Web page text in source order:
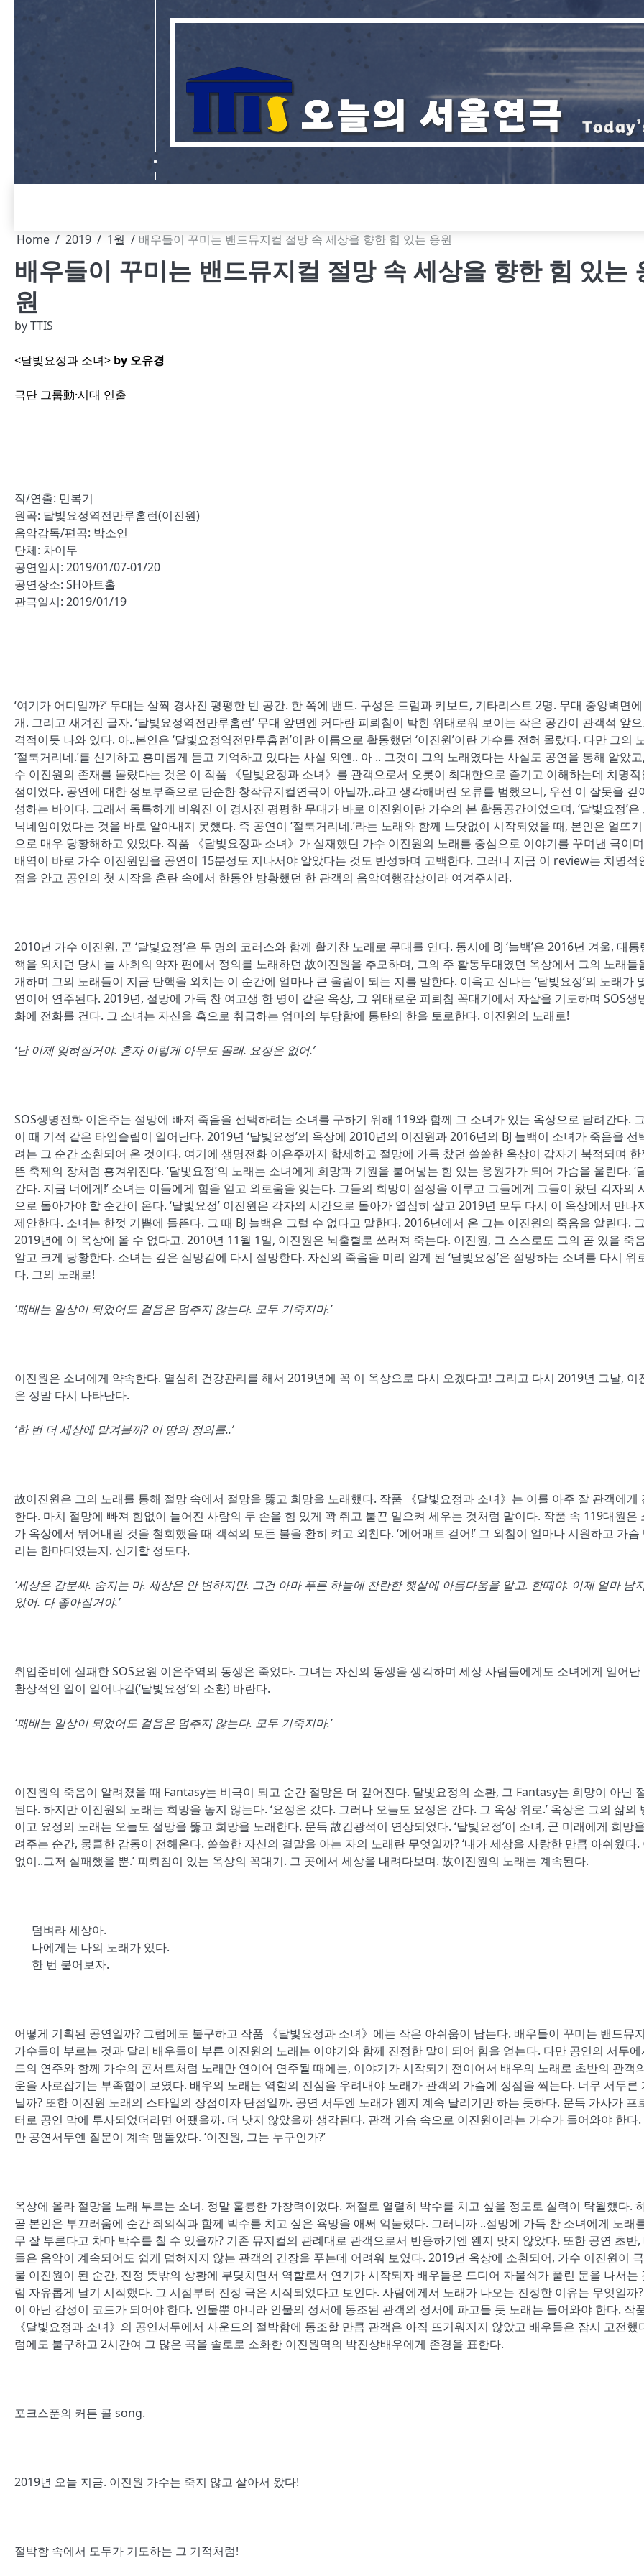
Home 2019 1월 배우들이 꾸미는 밴드뮤지컬 절망 속 세상을 향한 힘 있는 응원
배우들이 꾸미는 밴드뮤지컬 절망 속 세상을 향한 힘 있는
원
byTTIS
<달빛요정과 소녀> by 오유경
극단 그룹動·시대 연출
작/연출: 민복기
원곡: 달빛요정역전만루홈런(이진원)
음악감독/편곡: 박소연
단체: 차이무
공연일시: 2019/01/07-01/20
공연장소: SH아트홀
관극일시: 2019/01/19
‘여기가 어디일까?’ 무대는 살짝 경사진 평평한 빈 공간. 한 쪽에 밴드. 구성은 드럼과 키보드, 기타리스트 2명. 무대 중앙벽면
개. 그리고 새겨진 글자. ‘달빛요정역전만루홈런’ 무대 앞면엔 커다란 피뢰침이 박힌 위태로워 보이는 작은 공간이 관객석 앞
격적이듯 나와 있다. 아..본인은 ‘달빛요정역전만루홈런’이란 이름으로 활동했던 ‘이진원’이란 가수를 전혀 몰랐다. 다만 그의
‘절룩거리네.’를 신기하고 흥미롭게 듣고 기억하고 있다는 사실 외엔.. 아 .. 그것이 그의 노래였다는 사실도 공연을 통해 알았
수 이진원의 존재를 몰랐다는 것은 이 작품 《달빛요정과 소녀》를 관객으로서 오롯이 최대한으로 즐기고 이해하는데 치명
점이었다. 공연에 대한 정보부족으로 단순한 창작뮤지컬연극이 아닐까..라고 생각해버린 오류를 범했으니, 우선 이 잘못을 깊
성하는 바이다. 그래서 독특하게 비워진 이 경사진 평평한 무대가 바로 이진원이란 가수의 본 활동공간이었으며, ‘달빛요정’은
닉네임이었다는 것을 바로 알아내지 못했다. 즉 공연이 ‘절룩거리네.’라는 노래와 함께 느닷없이 시작되었을 때, 본인은 얼뜨
으로 매우 당황해하고 있었다. 작품 《달빛요정과 소녀》가 실재했던 가수 이진원의 노래를 중심으로 이야기를 꾸며낸 극이
배역이 바로 가수 이진원임을 공연이 15분정도 지나서야 알았다는 것도 반성하며 고백한다. 그러니 지금 이 review는 치명적
점을 안고 공연의 첫 시작을 혼란 속에서 한동안 방황했던 한 관객의 음악여행감상이라 여겨주시라.
2010년 가수 이진원, 곧 ‘달빛요정’은 두 명의 코러스와 함께 활기찬 노래로 무대를 연다. 동시에 BJ ‘늘백’은 2016년 겨울, 대통
핵을 외치던 당시 늘 사회의 약자 편에서 정의를 노래하던 故이진원을 추모하며, 그의 주 활동무대였던 옥상에서 그의 노래들
개하며 그의 노래들이 지금 탄핵을 외치는 이 순간에 얼마나 큰 울림이 되는 지를 말한다. 이윽고 신나는 ‘달빛요정’의 노래가
연이어 연주된다. 2019년, 절망에 가득 찬 여고생 한 명이 같은 옥상, 그 위태로운 피뢰침 꼭대기에서 자살을 기도하며 SOS생
화에 전화를 건다. 그 소녀는 자신을 혹으로 취급하는 엄마의 부당함에 통탄의 한을 토로한다. 이진원의 노래로!
‘난 이제 잊혀질거야. 혼자 이렇게 아무도 몰래. 요정은 없어.’
SOS생명전화 이은주는 절망에 빠져 죽음을 선택하려는 소녀를 구하기 위해 119와 함께 그 소녀가 있는 옥상으로 달려간다.
이 때 기적 같은 타임슬립이 일어난다. 2019년 ‘달빛요정’의 옥상에 2010년의 이진원과 2016년의 BJ 늘백이 소녀가 죽음을 선
려는 그 순간 소환되어 온 것이다. 여기에 생명전화 이은주까지 합세하고 절망에 가득 찼던 쓸쓸한 옥상이 갑자기 북적되며 한
뜬 축제의 장처럼 흥겨워진다. ‘달빛요정’의 노래는 소녀에게 희망과 기원을 불어넣는 힘 있는 응원가가 되어 가슴을 울린다. ‘
간다. 지금 너에게!’ 소녀는 이들에게 힘을 얻고 외로움을 잊는다. 그들의 희망이 절정을 이루고 그들에게 그들이 왔던 각자의
으로 돌아가야 할 순간이 온다. ‘달빛요정’ 이진원은 각자의 시간으로 돌아가 열심히 살고 2019년 모두 다시 이 옥상에서 만나
제안한다. 소녀는 한껏 기쁨에 들뜬다. 그 때 BJ 늘백은 그럴 수 없다고 말한다. 2016년에서 온 그는 이진원의 죽음을 알린다.
2019년에 이 옥상에 올 수 없다고. 2010년 11월 1일, 이진원은 뇌출혈로 쓰러져 죽는다. 이진원, 그 스스로도 그의 곧 있을 죽
알고 크게 당황한다. 소녀는 깊은 실망감에 다시 절망한다. 자신의 죽음을 미리 알게 된 ‘달빛요정’은 절망하는 소녀를 다시 위
다. 그의 노래로!
‘패배는 일상이 되었어도 걸음은 멈추지 않는다. 모두 기죽지마.’
이진원은 소녀에게 약속한다. 열심히 건강관리를 해서 2019년에 꼭 이 옥상으로 다시 오겠다고! 그리고 다시 2019년 그날, 이
은 정말 다시 나타난다.
‘한 번 더 세상에 맡겨볼까? 이 땅의 정의를..’
故이진원은 그의 노래를 통해 절망 속에서 절망을 뚫고 희망을 노래했다. 작품 《달빛요정과 소녀》는 이를 아주 잘 관객에게
한다. 마치 절망에 빠져 힘없이 늘어진 사람의 두 손을 힘 있게 꽉 쥐고 불끈 일으켜 세우는 것처럼 말이다. 작품 속 119대원은
가 옥상에서 뛰어내릴 것을 철회했을 때 객석의 모든 불을 환히 켜고 외친다. ‘에어매트 걷어!’ 그 외침이 얼마나 시원하고 가슴
리는 한마디였는지. 신기할 정도다.
‘세상은 갑분싸. 숨지는 마. 세상은 안 변하지만. 그건 아마 푸른 하늘에 찬란한 햇살에 아름다움을 알고. 한때야. 이제 얼마 남
았어. 다 좋아질거야.’
취업준비에 실패한 SOS요원 이은주역의 동생은 죽었다. 그녀는 자신의 동생을 생각하며 세상 사람들에게도 소녀에게 일어난
환상적인 일이 일어나길(‘달빛요정’의 소환) 바란다.
‘패배는 일상이 되었어도 걸음은 멈추지 않는다. 모두 기죽지마.’
이진원의 죽음이 알려졌을 때 Fantasy는 비극이 되고 순간 절망은 더 깊어진다. 달빛요정의 소환, 그 Fantasy는 희망이 아닌
된다. 하지만 이진원의 노래는 희망을 놓지 않는다. ‘요정은 갔다. 그러나 오늘도 요정은 간다. 그 옥상 위로.’ 옥상은 그의 삶의
이고 요정의 노래는 오늘도 절망을 뚫고 희망을 노래한다. 문득 故김광석이 연상되었다. ‘달빛요정’이 소녀, 곧 미래에게 희망
려주는 순간, 뭉클한 감동이 전해온다. 쓸쓸한 자신의 결말을 아는 자의 노래란 무엇일까? ‘내가 세상을 사랑한 만큼 아쉬웠다.
없이..그저 실패했을 뿐.’ 피뢰침이 있는 옥상의 꼭대기. 그 곳에서 세상을 내려다보며. 故이진원의 노래는 계속된다.
덤벼라 세상아.
나에게는 나의 노래가 있다.
한 번 붙어보자.
어떻게 기획된 공연일까? 그럼에도 불구하고 작품 《달빛요정과 소녀》에는 작은 아쉬움이 남는다. 배우들이 꾸미는 밴드뮤
가수들이 부르는 것과 달리 배우들이 부른 이진원의 노래는 이야기와 함께 진정한 말이 되어 힘을 얻는다. 다만 공연의 서두에
드의 연주와 함께 가수의 콘서트처럼 노래만 연이어 연주될 때에는, 이야기가 시작되기 전이어서 배우의 노래로 초반의 관객
운을 사로잡기는 부족함이 보였다. 배우의 노래는 역할의 진심을 우려내야 노래가 관객의 가슴에 정점을 찍는다. 너무 서두른
닐까? 또한 이진원 노래의 스타일의 장점이자 단점일까. 공연 서두엔 노래가 왠지 계속 달리기만 하는 듯하다. 문득 가사가 프
터로 공연 막에 투사되었더라면 어땠을까. 더 낫지 않았을까 생각된다. 관객 가슴 속으로 이진원이라는 가수가 들어와야 한다.
만 공연서두엔 질문이 계속 맴돌았다. ‘이진원, 그는 누구인가?’
옥상에 올라 절망을 노래 부르는 소녀. 정말 훌륭한 가창력이었다. 저절로 열렬히 박수를 치고 싶을 정도로 실력이 탁월했다.
곧 본인은 부끄러움에 순간 죄의식과 함께 박수를 치고 싶은 욕망을 애써 억눌렀다. 그러니까 ..절망에 가득 찬 소녀에게 노래
무 잘 부른다고 차마 박수를 칠 수 있을까? 기존 뮤지컬의 관례대로 관객으로서 반응하기엔 왠지 맞지 않았다. 또한 공연 초반,
들은 음악이 계속되어도 쉽게 덥혀지지 않는 관객의 긴장을 푸는데 어려워 보였다. 2019년 옥상에 소환되어, 가수 이진원이
물 이진원이 된 순간, 진정 뜻밖의 상황에 부딪치면서 역할로서 연기가 시작되자 배우들은 드디어 자물쇠가 풀린 문을 나서는
럼 자유롭게 날기 시작했다. 그 시점부터 진정 극은 시작되었다고 보인다. 사람에게서 노래가 나오는 진정한 이유는 무엇일까
이 아닌 감성이 코드가 되어야 한다. 인물뿐 아니라 인물의 정서에 동조된 관객의 정서에 파고들 듯 노래는 들어와야 한다. 작
《달빛요정과 소녀》의 공연서두에서 사운드의 절박함에 동조할 만큼 관객은 아직 뜨거워지지 않았고 배우들은 잠시 고전했
럼에도 불구하고 2시간여 그 많은 곡을 솔로로 소화한 이진원역의 박진상배우에게 존경을 표한다.
포크스푼의 커튼 콜 song.
2019년 오늘 지금. 이진원 가수는 죽지 않고 살아서 왔다!
절박함 속에서 모두가 기도하는 그 기적처럼!